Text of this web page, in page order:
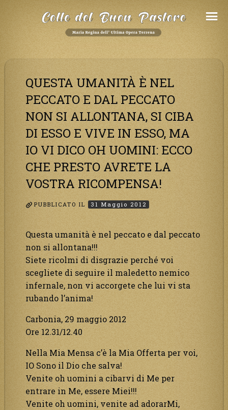
QUESTA UMANITÀ È NEL
PECCATO E DAL PECCATO
NON SI ALLONTANA, SI CIBA
DI ESSO E VIVE IN ESSO, MA
IO VI DICO OH UOMINI: ECCO
CHE PRESTO AVRETE LA
VOSTRA RICOMPENSA!
PUBBLICATO IL 31 Maggio 2012
Questa umanità è nel peccato e dal peccato
non si allontana!!!
Siete ricolmi di disgrazie perché voi
scegliete di seguire il maledetto nemico
infernale, non vi accorgete che lui vi sta
rubando l’anima!
Carbonia, 29 maggio 2012
Ore 12.31/12.40
Nella Mia Mensa c’è la Mia Offerta per voi,
IO Sono il Dio che salva!
Venite oh uomini a cibarvi di Me per
entrare in Me, essere Miei!!!
Venite oh uomini, venite ad adorarMi,